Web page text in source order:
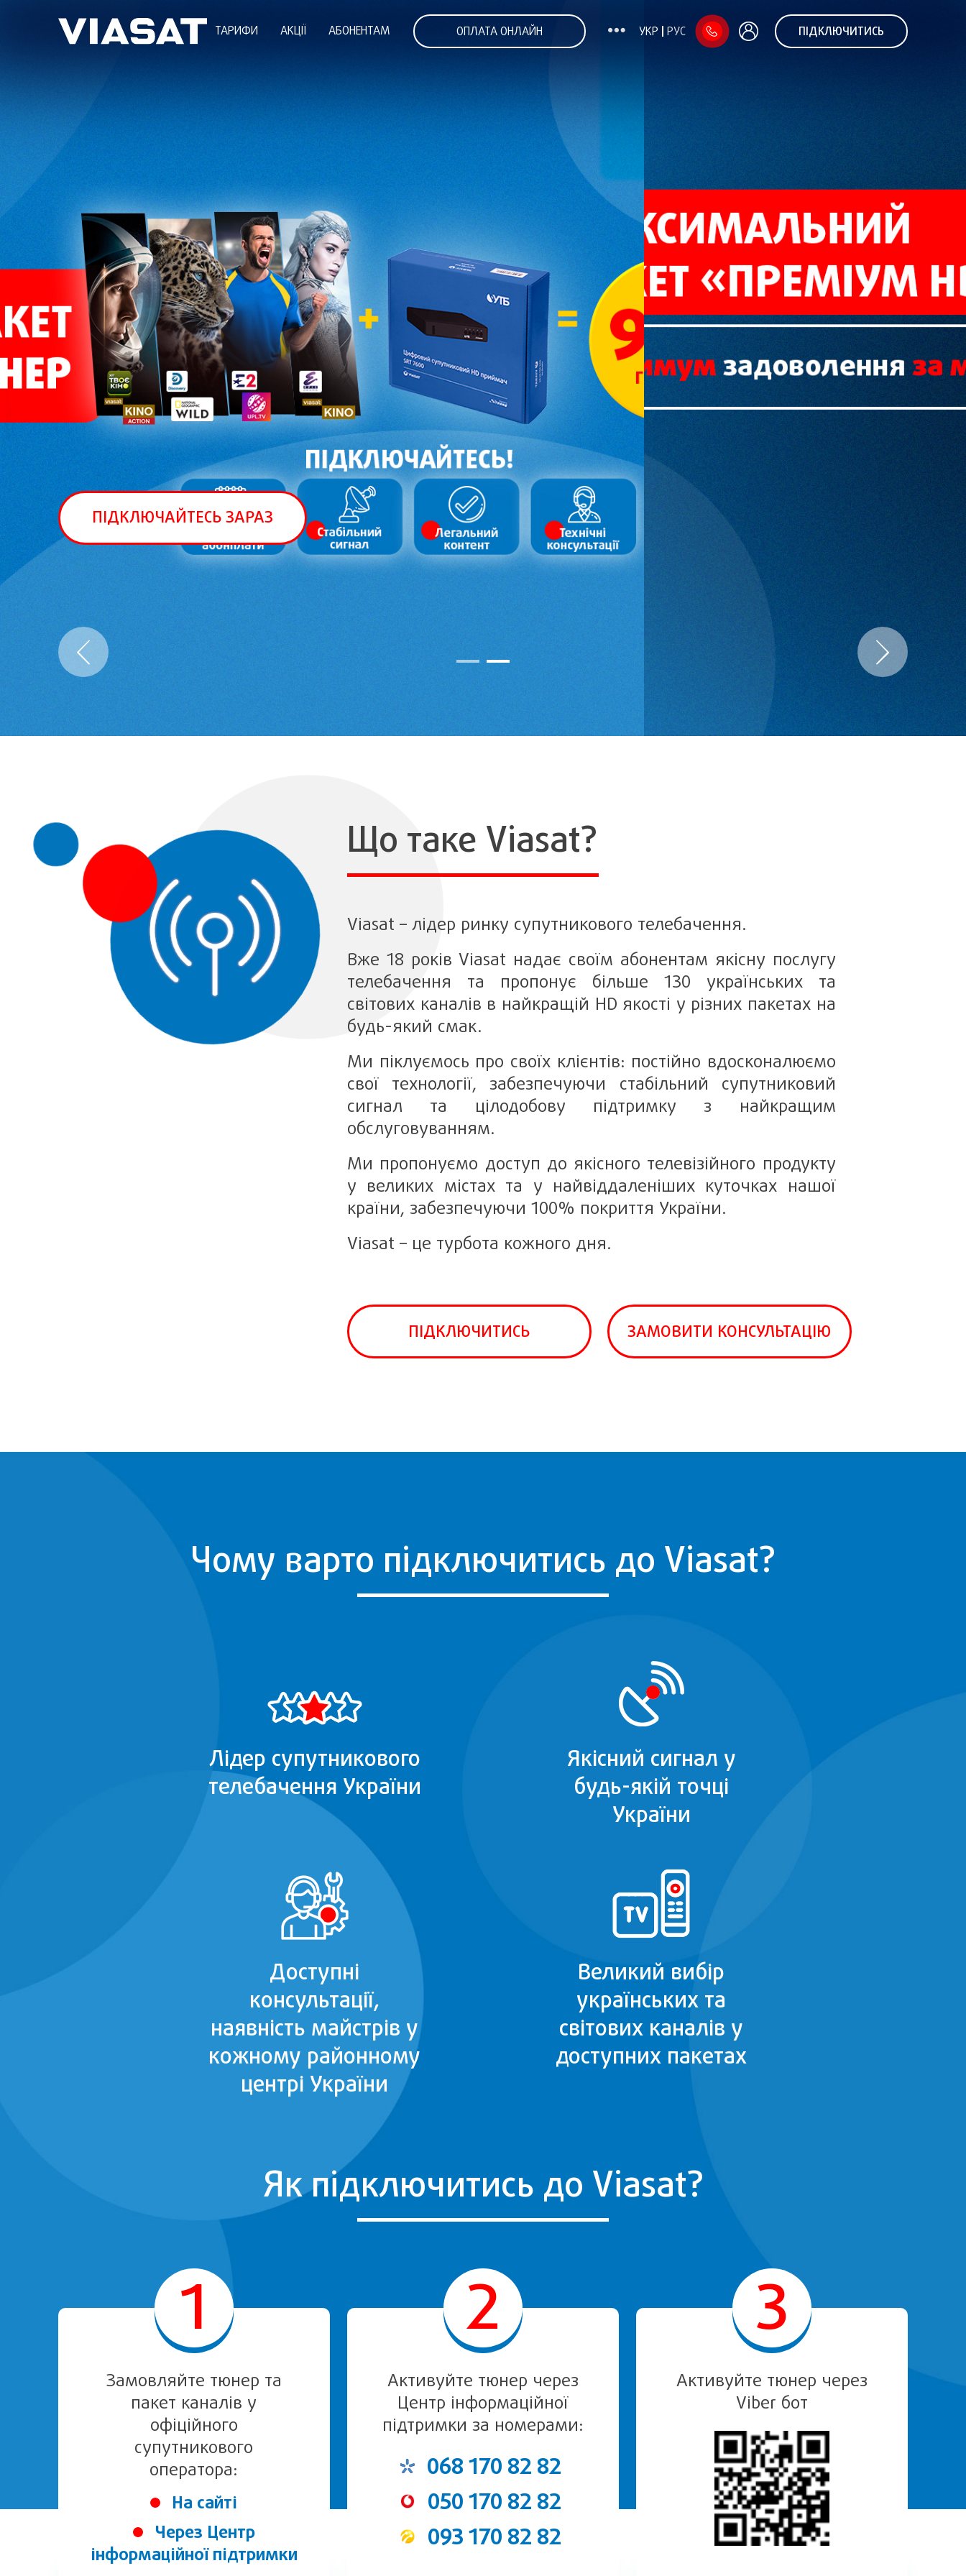
ТАРИФИ АКЦІЇ АБОНЕНТАМ ОПЛАТА ОНЛАЙН УКР РУС ПІДКЛЮЧИТИСЬ
ПІДКЛЮЧАЙТЕСЬ ЗАРАЗ
Що таке Viasat?
Viasat – лідер ринку супутникового телебачення.
Вже 18 років Viasat надає своїм абонентам якісну послугу
телебачення та пропонує більше 130 українських та
світових каналів в найкращій HD якості у різних пакетах на
будь-який смак.
Ми піклуємось про своїх клієнтів: постійно вдосконалюємо
свої технології, забезпечуючи стабільний супутниковий
сигнал та цілодобову підтримку з найкращим
обслуговуванням.
Ми пропонуємо доступ до якісного телевізійного продукту
у великих містах та у найвіддаленіших куточках нашої
країни, забезпечуючи 100% покриття України.
Viasat – це турбота кожного дня.
ПІДКЛЮЧИТИСЬ ЗАМОВИТИ КОНСУЛЬТАЦІЮ
Чому варто підключитись до Viasat?
Лідер супутникового
телебачення України
Якісний сигнал у
будь-якій точці
України
Доступні
консультації,
наявність майстрів у
кожному районному
центрі України
Великий вибір
українських та
світових каналів у
доступних пакетах
Як підключитись до Viasat?
1
Замовляйте тюнер та
пакет каналів у
офіційного
супутникового
оператора:
На сайті
Через Центр
інформаційної підтримки
2
Активуйте тюнер через
Центр інформаційної
підтримки за номерами:
068 170 82 82
050 170 82 82
093 170 82 82
3
Активуйте тюнер через
Viber бот